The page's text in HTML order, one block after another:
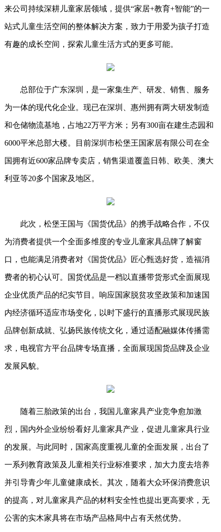
来公司持续深耕儿童家居领域，提供“家居+教育+智能”的一
站式儿童生活空间的整体解决方案，致力于用爱为孩子打造
有趣的成长空间，探索儿童生活方式的更多可能。
总部位于广东深圳，是一家集生产、研发、销售、服务
为一体的现代化企业。现已在深圳、惠州拥有两大研发制造
和仓储物流基地，占地22万平方米；另有300亩在建生态园和
6000平米总部大楼。目前深圳市松堡王国家居有限公司在全
国拥有近600家品牌专卖店，销售渠道覆盖日韩、欧美、澳大
利亚等20多个国家及地区。
此次，松堡王国与《国货优品》的携手战略合作，不仅
为消费者提供一个全面多维度的专业儿童家具品牌了解窗
口，也能满足消费者对《国货优品》匠心甄选好货，造福消
费者的初心认可。国货优品是一档以直播带货形式全面展现
企业优质产品的纪实节目。响应国家脱贫攻坚政策和加速国
内经济循环适应市场变化，以时下盛行的直播形式展现民族
品牌创新成就、弘扬民族传统文化，通过适配融媒体传播需
求，电视官方平台品牌专场直播，全面展现国货品牌及企业
发展风貌。
随着三胎政策的出台，我国儿童家具产业竞争愈加激
烈，国内外企业纷纷看好儿童家具产业，促进儿童家具行业
的发展。与此同时，国家高度重视儿童的全面发展，出台了
一系列教育政策及儿童相关行业标准要求，加大力度去培养
并引导青少年儿童健康成长。其次，随着大众环保消费意识
的提高，对儿童家具产品的材料安全性也提出更高要求，无
公害的实木家具将在市场产品格局中占有天然优势。